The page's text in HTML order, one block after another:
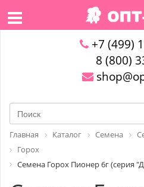
+7 (499)
8 (800)
Главная Каталог Семена
Горох
Семена Горох Пионер 6г (серия